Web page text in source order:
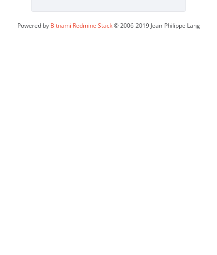
Powered by Bitnami Redmine Stack© 2006-2019 Jean-Philippe Lang